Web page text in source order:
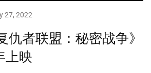
27, 2022
仇者联盟：秘密战争》
上映